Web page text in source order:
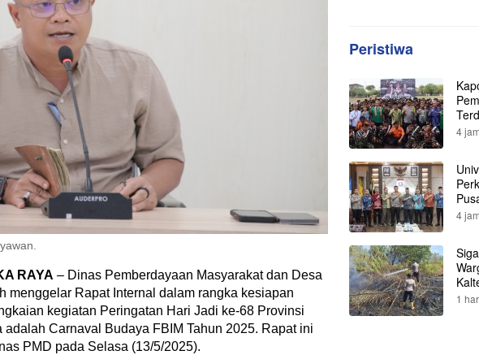
RAYA – Dinas Pemberdayaan Masyarakat dan Desa
menggelar Rapat Internal dalam rangka kesiapan
kegiatan Peringatan Hari Jadi ke-68 Provinsi
Carnaval Budaya FBIM Tahun 2025. Rapat ini
PMD pada Selasa (13/5/2025).
Peristiwa
4
4
1